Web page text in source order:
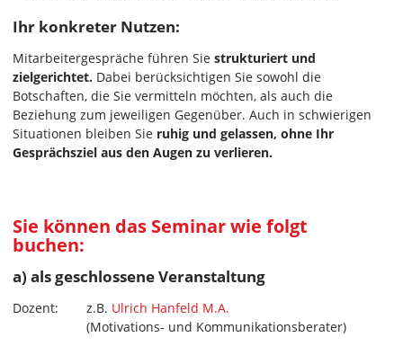
Ihr konkreter Nutzen:
Mitarbeitergespräche führen Siestrukturiert und
zielgerichtet. Dabei berücksichtigen Sie sowohl die
Botschaften, die Sie vermitteln möchten, als auch die
Beziehung zum jeweiligen Gegenüber. Auch in schwierigen
Situationen bleiben Sie ruhig und gelassen, ohne Ihr
Gesprächsziel aus den Augen zu verlieren.
Sie können das Seminar wie folgt
buchen:
a) als geschlossene Veranstaltung
Dozent: z.B. Ulrich Hanfeld M.A.
(Motivations- und Kommunikationsberater)